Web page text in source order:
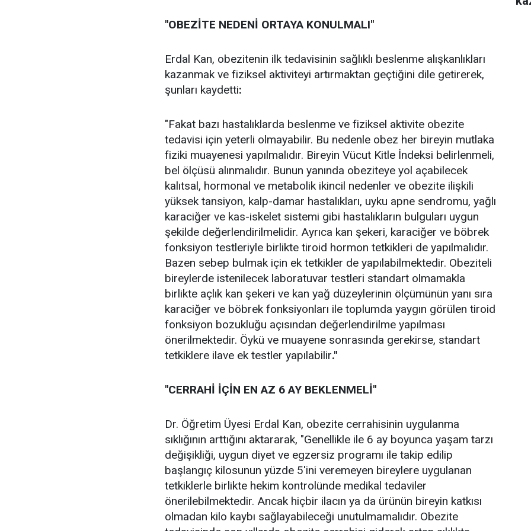
"OBEZİTE NEDENİ ORTAYA KONULMALI"
Erdal Kan, obezitenin ilk tedavisinin sağlıklı beslenme alışkanlıkları
kazanmak ve fiziksel aktiviteyi artırmaktan geçtiğini dile getirerek,
şunları kaydetti:
"Fakat bazı hastalıklarda beslenme ve fiziksel aktivite obezite
tedavisi için yeterli olmayabilir. Bu nedenle obez her bireyin mutlaka
fiziki muayenesi yapılmalıdır. Bireyin Vücut Kitle İndeksi belirlenmeli,
bel ölçüsü alınmalıdır. Bunun yanında obeziteye yol açabilecek
kalıtsal, hormonal ve metabolik ikincil nedenler ve obezite ilişkili
yüksek tansiyon, kalp-damar hastalıkları, uyku apne sendromu, yağlı
karaciğer ve kas-iskelet sistemi gibi hastalıkların bulguları uygun
şekilde değerlendirilmelidir. Ayrıca kan şekeri, karaciğer ve böbrek
fonksiyon testleriyle birlikte tiroid hormon tetkikleri de yapılmalıdır.
Bazen sebep bulmak için ek tetkikler de yapılabilmektedir. Obeziteli
bireylerde istenilecek laboratuvar testleri standart olmamakla
birlikte açlık kan şekeri ve kan yağ düzeylerinin ölçümünün yanı sıra
karaciğer ve böbrek fonksiyonları ile toplumda yaygın görülen tiroid
fonksiyon bozukluğu açısından değerlendirilme yapılması
önerilmektedir. Öykü ve muayene sonrasında gerekirse, standart
tetkiklere ilave ek testler yapılabilir."
"CERRAHİ İÇİN EN AZ 6 AY BEKLENMELİ"
Dr. Öğretim Üyesi Erdal Kan, obezite cerrahisinin uygulanma
sıklığının arttığını aktararak, "Genellikle ile 6 ay boyunca yaşam tarzı
değişikliği, uygun diyet ve egzersiz programı ile takip edilip
başlangıç kilosunun yüzde 5'ini veremeyen bireylere uygulanan
tetkiklerle birlikte hekim kontrolünde medikal tedaviler
önerilebilmektedir. Ancak hiçbir ilacın ya da ürünün bireyin katkısı
olmadan kilo kaybı sağlayabileceği unutulmamalıdır. Obezite